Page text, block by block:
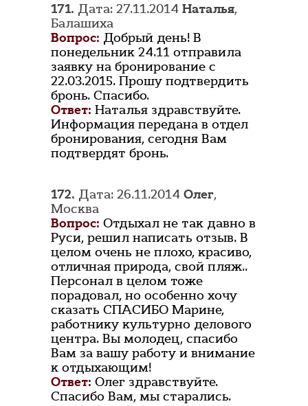
171. Дата: 27.11.2014 Наталья,
Балашиха
Вопрос: Добрый день! В
понедельник 24.11 отправила
заявку на бронирование с
22.03.2015. Прошу подтвердить
бронь. Спасибо.
Ответ: Наталья здравствуйте.
Информация передана в отдел
бронирования, сегодня Вам
подтвердят бронь.
172. Дата: 26.11.2014 Олег,
Москва
Вопрос: Отдыхал не так давно в
Руси, решил написать отзыв. В
целом очень не плохо, красиво,
отличная природа, свой пляж..
Персонал в целом тоже
порадовал, но особенно хочу
сказать СПАСИБО Марине,
работнику культурно делового
центра. Вы молодец, спасибо
Вам за вашу работу и внимание
к отдыхающим!
Ответ: Олег здравствуйте.
Спасибо Вам, мы старались.